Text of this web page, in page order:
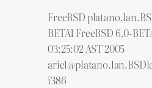
FreeBSD
BETA1 FreeBSD 6.0-
03:25:02 AST 2005
i386